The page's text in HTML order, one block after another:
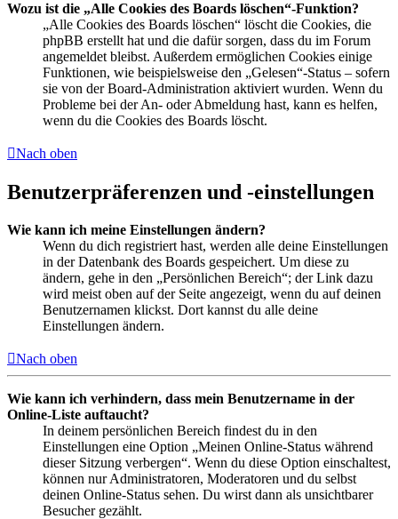
Wozu ist die „Alle Cookies des Boards löschen“-Funktion?
„Alle Cookies des Boards löschen“ löscht die Cookies, die
phpBB erstellt hat und die dafür sorgen, dass du im Forum
angemeldet bleibst. Außerdem ermöglichen Cookies einige
Funktionen, wie beispielsweise den „Gelesen“-Status – sofern
sie von der Board-Administration aktiviert wurden. Wenn du
Probleme bei der An- oder Abmeldung hast, kann es helfen,
wenn du die Cookies des Boards löscht.
Nach oben
Benutzerpräferenzen und -einstellungen
Wie kann ich meine Einstellungen ändern?
Wenn du dich registriert hast, werden alle deine Einstellungen
in der Datenbank des Boards gespeichert. Um diese zu
ändern, gehe in den „Persönlichen Bereich“; der Link dazu
wird meist oben auf der Seite angezeigt, wenn du auf deinen
Benutzernamen klickst. Dort kannst du alle deine
Einstellungen ändern.
Nach oben
Wie kann ich verhindern, dass mein Benutzername in der
Online-Liste auftaucht?
In deinem persönlichen Bereich findest du in den
Einstellungen eine Option „Meinen Online-Status während
dieser Sitzung verbergen“. Wenn du diese Option einschaltest,
können nur Administratoren, Moderatoren und du selbst
deinen Online-Status sehen. Du wirst dann als unsichtbarer
Besucher gezählt.